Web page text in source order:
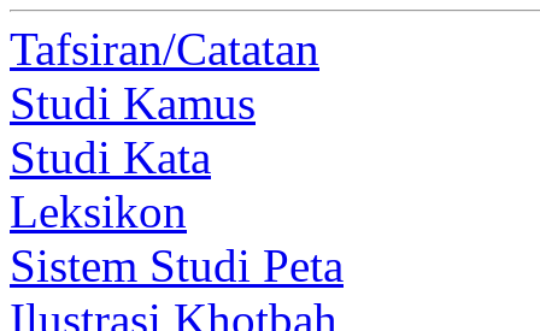
Tafsiran/Catatan
Studi Kamus
Studi Kata
Leksikon
Sistem Studi Peta
Ilustrasi Khotbah